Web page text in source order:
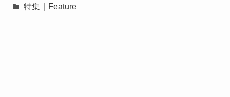
特集｜Feature